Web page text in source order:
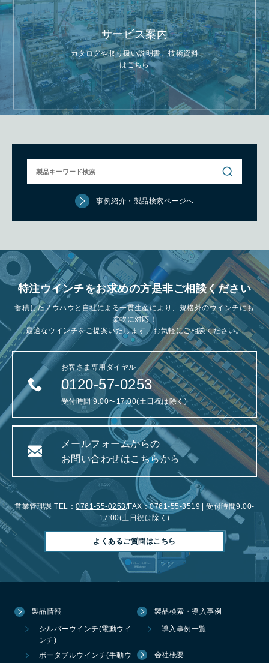
サービス案内
カタログや取り扱い説明書、技術資料
はこちら
事例紹介・製品検索ページへ
特注ウインチをお求めの方是非ご相談ください
蓄積したノウハウと自社による一貫生産により、規格外のウインチにも
柔軟に対応！
最適なウインチをご提案いたします。お気軽にご相談ください。
お客さま専用ダイヤル
0120-57-0253
受付時間 9:00〜17:00(土日祝は除く)
メールフォームからの
お問い合わせはこちらから
営業管理課 TEL：0761-55-0253/FAX：0761-55-3519 | 受付時間9:00-
17:00(土日祝は除く)
よくあるご質問はこちら
製品情報
シルバーウインチ(電動ウイ
ンチ)
ポータブルウインチ(手動ウ
製品検索・導入事例
導入事例一覧
会社概要